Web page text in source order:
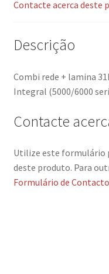
Contacte acerca deste
Descrição
Combi rede + lamina
Integral (5000/6000
Contacte
Utilize este formulário
deste produto. Para
Formulário de Contacto